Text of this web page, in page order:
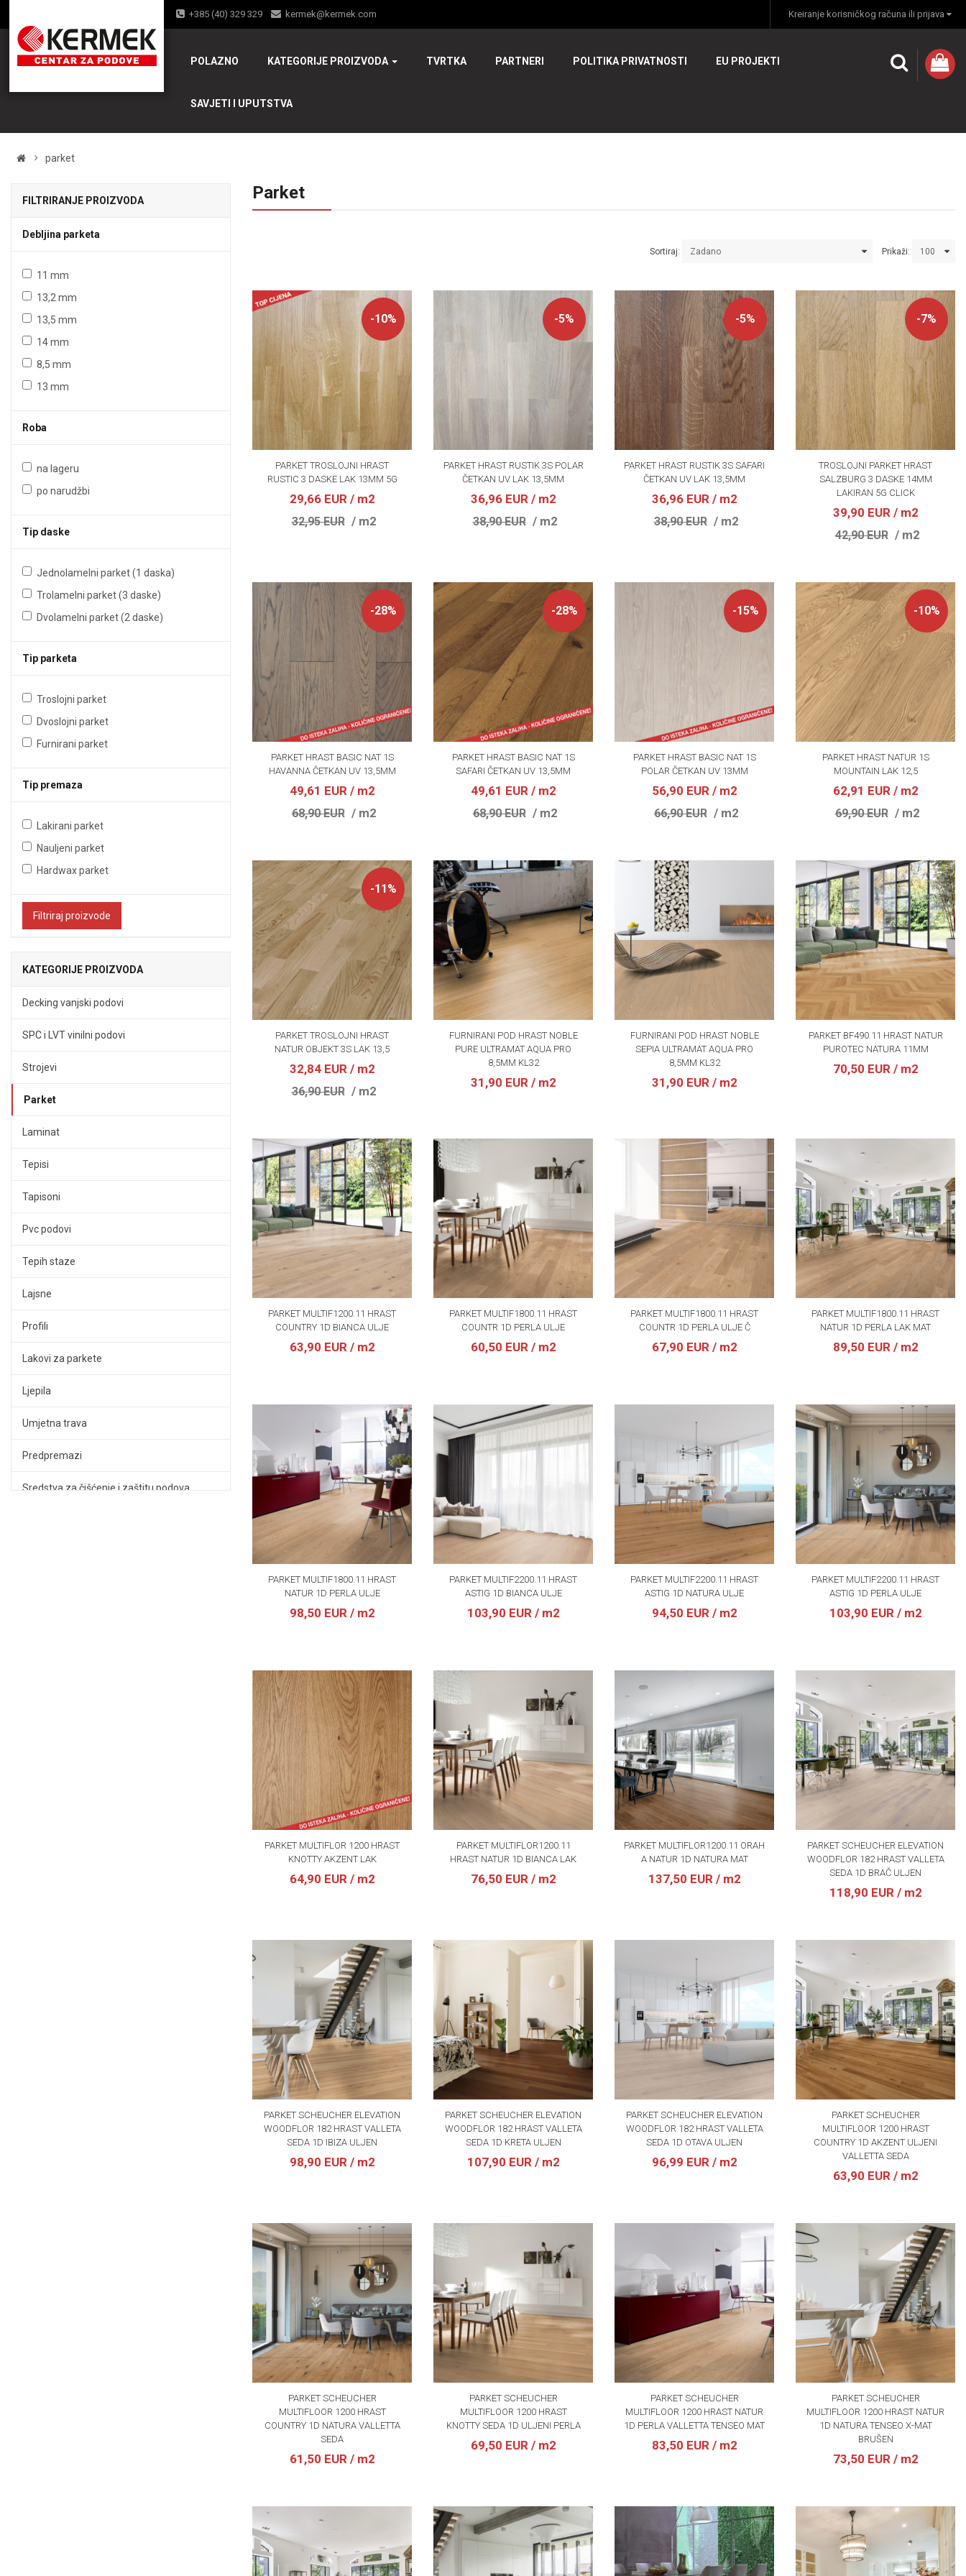
+385 (40) 329 329 kermek@kermek.com Kreiranje korisničkog računa ili prijava
POLAZNO KATEGORIJE PROIZVODA TVRTKA PARTNERI POLITIKA PRIVATNOSTI EU PROJEKTI
SAVJETI I UPUTSTVA
parket
FILTRIRANJE PROIZVODA
Debljina parketa
11 mm
13,2 mm
13,5 mm
14 mm
8,5 mm
13 mm
Roba
na lageru
po narudžbi
Tip daske
Jednolamelni parket (1 daska)
Trolamelni parket (3 daske)
Dvolamelni parket (2 daske)
Tip parketa
Troslojni parket
Dvoslojni parket
Furnirani parket
Tip premaza
Lakirani parket
Nauljeni parket
Hardwax parket
Filtriraj proizvode
KATEGORIJE PROIZVODA
Decking vanjski podovi
SPC i LVT vinilni podovi
Strojevi
Parket
Laminat
Tepisi
Tapisoni
Pvc podovi
Tepih staze
Lajsne
Profili
Lakovi za parkete
Ljepila
Umjetna trava
Predpremazi
Sredstva za čišćenje i zaštitu podova
Parket
Sortiraj: Prikaži:
-10%
PARKET TROSLOJNI HRAST
RUSTIC 3 DASKE LAK 13MM 5G
29,66 EUR / m2
32,95 EUR / m2
-5%
PARKET HRAST RUSTIK 3S POLAR
ČETKAN UV LAK 13,5MM
36,96 EUR / m2
38,90 EUR / m2
-5%
PARKET HRAST RUSTIK 3S SAFARI
ČETKAN UV LAK 13,5MM
36,96 EUR / m2
38,90 EUR / m2
-7%
TROSLOJNI PARKET HRAST
SALZBURG 3 DASKE 14MM
LAKIRAN 5G CLICK
39,90 EUR / m2
42,90 EUR / m2
-28%
PARKET HRAST BASIC NAT 1S
HAVANNA ČETKAN UV 13,5MM
49,61 EUR / m2
68,90 EUR / m2
-28%
PARKET HRAST BASIC NAT 1S
SAFARI ČETKAN UV 13,5MM
49,61 EUR / m2
68,90 EUR / m2
-15%
PARKET HRAST BASIC NAT 1S
POLAR ČETKAN UV 13MM
56,90 EUR / m2
66,90 EUR / m2
-10%
PARKET HRAST NATUR 1S
MOUNTAIN LAK 12,5
62,91 EUR / m2
69,90 EUR / m2
-11%
PARKET TROSLOJNI HRAST
NATUR OBJEKT 3S LAK 13,5
32,84 EUR / m2
36,90 EUR / m2
FURNIRANI POD HRAST NOBLE
PURE ULTRAMAT AQUA PRO
8,5MM KL32
31,90 EUR / m2
FURNIRANI POD HRAST NOBLE
SEPIA ULTRAMAT AQUA PRO
8,5MM KL32
31,90 EUR / m2
PARKET BF490.11 HRAST NATUR
PUROTEC NATURA 11MM
70,50 EUR / m2
PARKET MULTIF1200.11 HRAST
COUNTRY 1D BIANCA ULJE
63,90 EUR / m2
PARKET MULTIF1800.11 HRAST
COUNTR 1D PERLA ULJE
60,50 EUR / m2
PARKET MULTIF1800.11 HRAST
COUNTR 1D PERLA ULJE Č
67,90 EUR / m2
PARKET MULTIF1800.11 HRAST
NATUR 1D PERLA LAK MAT
89,50 EUR / m2
PARKET MULTIF1800.11 HRAST
NATUR 1D PERLA ULJE
98,50 EUR / m2
PARKET MULTIF2200.11 HRAST
ASTIG 1D BIANCA ULJE
103,90 EUR / m2
PARKET MULTIF2200.11 HRAST
ASTIG 1D NATURA ULJE
94,50 EUR / m2
PARKET MULTIF2200.11 HRAST
ASTIG 1D PERLA ULJE
103,90 EUR / m2
PARKET MULTIFLOR 1200 HRAST
KNOTTY AKZENT LAK
64,90 EUR / m2
PARKET MULTIFLOR1200.11
HRAST NATUR 1D BIANCA LAK
76,50 EUR / m2
PARKET MULTIFLOR1200.11 ORAH
A NATUR 1D NATURA MAT
137,50 EUR / m2
PARKET SCHEUCHER ELEVATION
WOODFLOR 182 HRAST VALLETA
SEDA 1D BRAČ ULJEN
118,90 EUR / m2
PARKET SCHEUCHER ELEVATION
WOODFLOR 182 HRAST VALLETA
SEDA 1D IBIZA ULJEN
98,90 EUR / m2
PARKET SCHEUCHER ELEVATION
WOODFLOR 182 HRAST VALLETA
SEDA 1D KRETA ULJEN
107,90 EUR / m2
PARKET SCHEUCHER ELEVATION
WOODFLOR 182 HRAST VALLETA
SEDA 1D OTAVA ULJEN
96,99 EUR / m2
PARKET SCHEUCHER
MULTIFLOOR 1200 HRAST
COUNTRY 1D AKZENT ULJENI
VALLETTA SEDA
63,90 EUR / m2
PARKET SCHEUCHER
MULTIFLOOR 1200 HRAST
COUNTRY 1D NATURA VALLETTA
SEDA
61,50 EUR / m2
PARKET SCHEUCHER
MULTIFLOOR 1200 HRAST
KNOTTY SEDA 1D ULJENI PERLA
69,50 EUR / m2
PARKET SCHEUCHER
MULTIFLOOR 1200 HRAST NATUR
1D PERLA VALLETTA TENSEO MAT
83,50 EUR / m2
PARKET SCHEUCHER
MULTIFLOOR 1200 HRAST NATUR
1D NATURA TENSEO X-MAT
BRUŠEN
73,50 EUR / m2